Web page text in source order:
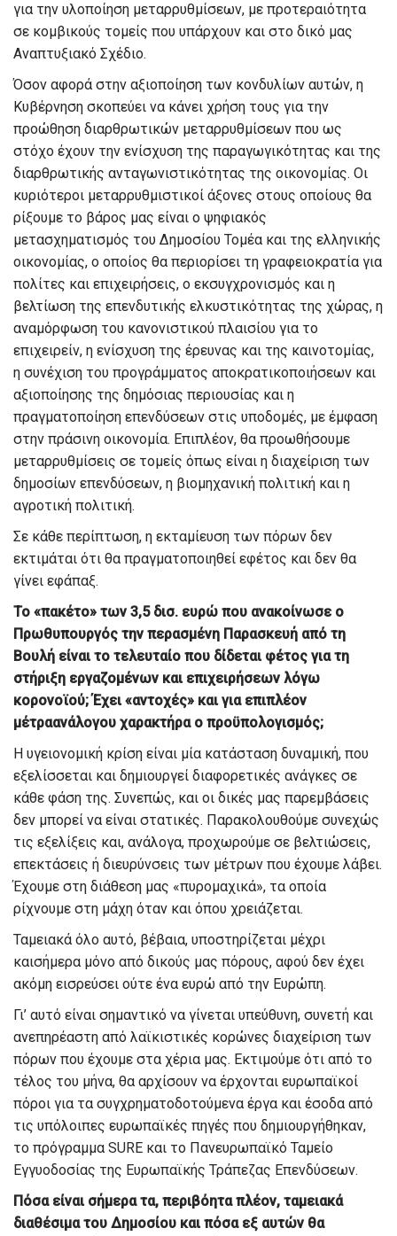
για την υλοποίηση μεταρρυθμίσεων, με προτεραιότητα
σε κομβικούς τομείς που υπάρχουν και στο δικό μας
Αναπτυξιακό Σχέδιο.
Όσον αφορά στην αξιοποίηση των κονδυλίων αυτών, η
Κυβέρνηση σκοπεύει να κάνει χρήση τους για την
προώθηση διαρθρωτικών μεταρρυθμίσεων που ως
στόχο έχουν την ενίσχυση της παραγωγικότητας και της
διαρθρωτικής ανταγωνιστικότητας της οικονομίας. Οι
κυριότεροι μεταρρυθμιστικοί άξονες στους οποίους θα
ρίξουμε το βάρος μας είναι ο ψηφιακός
μετασχηματισμός του Δημοσίου Τομέα και της ελληνικής
οικονομίας, ο οποίος θα περιορίσει τη γραφειοκρατία για
πολίτες και επιχειρήσεις, ο εκσυγχρονισμός και η
βελτίωση της επενδυτικής ελκυστικότητας της χώρας, η
αναμόρφωση του κανονιστικού πλαισίου για το
επιχειρείν, η ενίσχυση της έρευνας και της καινοτομίας,
η συνέχιση του προγράμματος αποκρατικοποιήσεων και
αξιοποίησης της δημόσιας περιουσίας και η
πραγματοποίηση επενδύσεων στις υποδομές, με έμφαση
στην πράσινη οικονομία. Επιπλέον, θα προωθήσουμε
μεταρρυθμίσεις σε τομείς όπως είναι η διαχείριση των
δημοσίων επενδύσεων, η βιομηχανική πολιτική και η
αγροτική πολιτική.
Σε κάθε περίπτωση, η εκταμίευση των πόρων δεν
εκτιμάται ότι θα πραγματοποιηθεί εφέτος και δεν θα
γίνει εφάπαξ.
Το «πακέτο» των 3,5 δισ. ευρώ που ανακοίνωσε ο
Πρωθυπουργός την περασμένη Παρασκευή από τη
Βουλή είναι το τελευταίο που δίδεται φέτος για τη
στήριξη εργαζομένων και επιχειρήσεων λόγω
κορονοϊού; Έχει«αντοχές» και για επιπλέον
μέτραανάλογου χαρακτήρα ο προϋπολογισμός;
Η υγειονομική κρίση είναι μία κατάσταση δυναμική, που
εξελίσσεται και δημιουργεί διαφορετικές ανάγκες σε
κάθε φάση της. Συνεπώς, και οι δικές μας παρεμβάσεις
δεν μπορεί να είναι στατικές. Παρακολουθούμε συνεχώς
τις εξελίξεις και, ανάλογα, προχωρούμε σε βελτιώσεις,
επεκτάσεις ή διευρύνσεις των μέτρων που έχουμε λάβει.
Έχουμε στη διάθεση μας «πυρομαχικά», τα οποία
ρίχνουμε στη μάχη όταν και όπου χρειάζεται.
Ταμειακά όλο αυτό, βέβαια, υποστηρίζεται μέχρι
καισήμερα μόνο από δικούς μας πόρους, αφού δεν έχει
ακόμη εισρεύσει ούτε ένα ευρώ από την Ευρώπη.
Γι’ αυτό είναι σημαντικό να γίνεται υπεύθυνη, συνετή και
ανεπηρέαστη από λαϊκιστικές κορώνες διαχείριση των
πόρων που έχουμε στα χέρια μας. Εκτιμούμε ότι από το
τέλος του μήνα, θα αρχίσουν να έρχονται ευρωπαϊκοί
πόροι για τα συγχρηματοδοτούμενα έργα και έσοδα από
τις υπόλοιπες ευρωπαϊκές πηγές που δημιουργήθηκαν,
το πρόγραμμα SURE και το Πανευρωπαϊκό Ταμείο
Εγγυοδοσίας της Ευρωπαϊκής Τράπεζας Επενδύσεων.
Πόσα είναι σήμερα τα, περιβόητα πλέον, ταμειακά
διαθέσιμα του Δημοσίου και πόσα εξ αυτών θα